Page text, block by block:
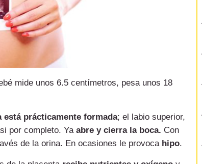
mide unos 6.5 centímetros, pesa unos 18
está prácticamente formada; el labio superior,
por completo. Ya abre y cierra la boca. Con
de la orina. En ocasiones le provoca hipo.